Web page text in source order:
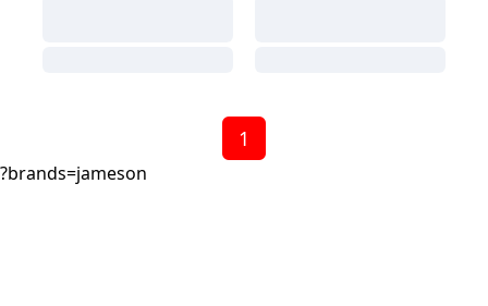
1
?brands=jameson